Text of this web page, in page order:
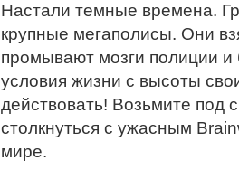
Настали темные времена.
крупные мегаполисы. Они
промывают мозги полиции
условия жизни с высоты
действовать! Возьмите под
столкнуться с ужасным
мире.